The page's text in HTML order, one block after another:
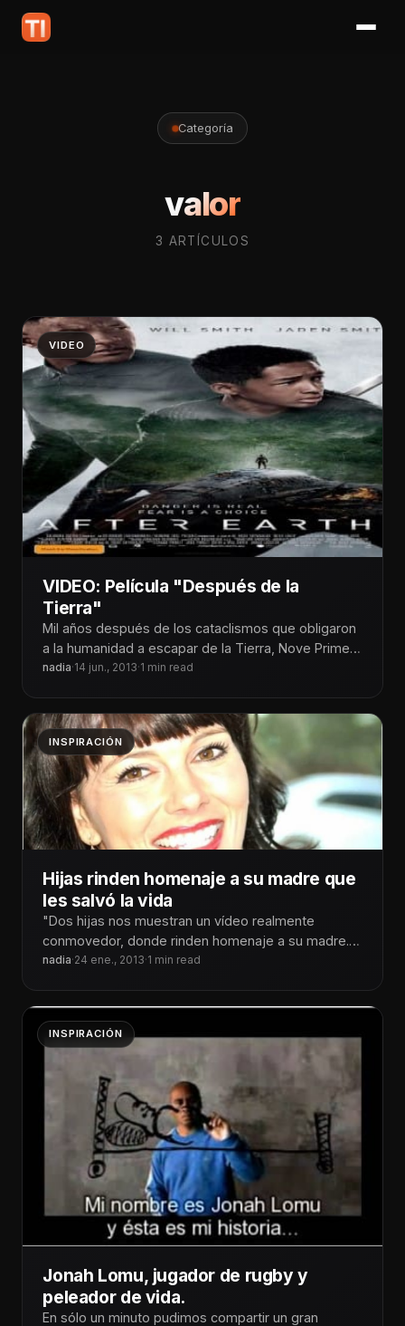
Categoría
valor
3 ARTÍCULOS
VIDEO
VIDEO: Película "Después de la
Tierra"
Mil años después de los cataclismos que obligaron
a la humanidad a escapar de la Tierra, Nove Prime
se convierte
nadia·14 jun., 2013·1 min read
INSPIRACIÓN
Hijas rinden homenaje a su madre que
les salvó la vida
"Dos hijas nos muestran un vídeo realmente
conmovedor, donde rinden homenaje a su madre.
En él nos relatan paso
nadia·24 ene., 2013·1 min read
INSPIRACIÓN
Jonah Lomu, jugador de rugby y
peleador de vida.
En sólo un minuto pudimos compartir un gran